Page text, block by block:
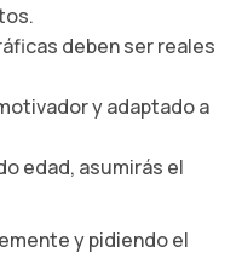
deben ser reales
y adaptado a
edad, asumirás el
y pidiendo el